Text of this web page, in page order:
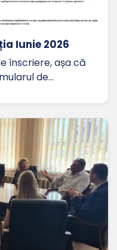
Iunie 2026
înscriere, așa că
de…